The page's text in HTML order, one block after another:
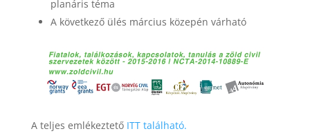
planáris téma
A következő ülés március közepén várható
A teljes emlékeztető ITT található.